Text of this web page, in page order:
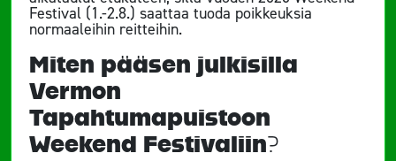
Festival (1.-2.8.) saattaa tuoda poikkeuksia
normaaleihin reitteihin.
Miten pääsen julkisilla
Vermon
Tapahtumapuistoon
Weekend Festivaliin?